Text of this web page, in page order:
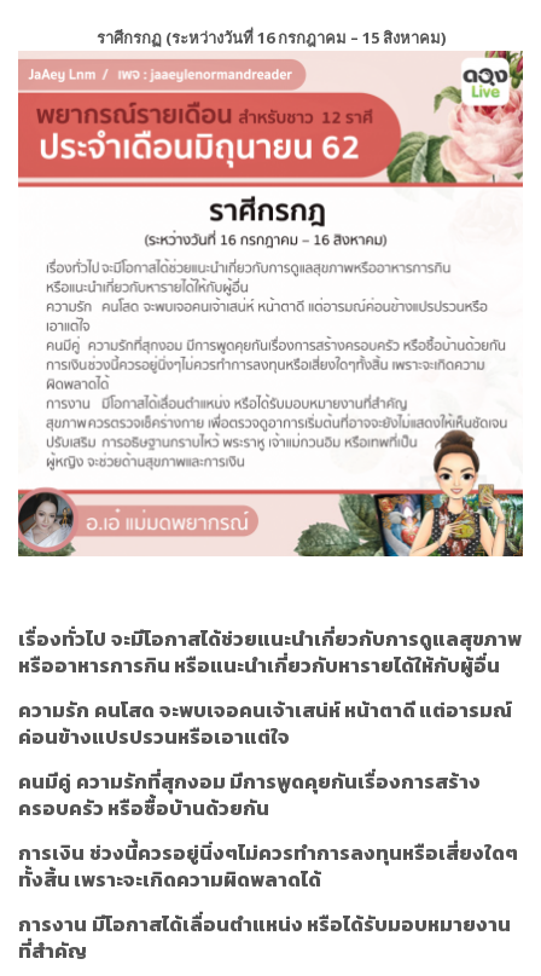
ราศีกรกฏ (ระหว่างวันที่ 16 กรกฎาคม – 15 สิงหาคม)
เรื่องทั่วไป จะมีโอกาสได้ช่วยแนะนำเกี่ยวกับการดูแลสุขภาพ
หรืออาหารการกิน หรือแนะนำเกี่ยวกับหารายได้ให้กับผู้อื่น
ความรัก คนโสด จะพบเจอคนเจ้าเสน่ห์ หน้าตาดี แต่อารมณ์
ค่อนข้างแปรปรวนหรือเอาแต่ใจ
คนมีคู่ ความรักที่สุกงอม มีการพูดคุยกันเรื่องการสร้าง
ครอบครัว หรือซื้อบ้านด้วยกัน
การเงิน ช่วงนี้ควรอยู่นิ่งๆไม่ควรทำการลงทุนหรือเสี่ยงใดๆ
ทั้งสิ้น เพราะจะเกิดความผิดพลาดได้
การงาน มีโอกาสได้เลื่อนตำแหน่ง หรือได้รับมอบหมายงาน
ที่สำคัญ